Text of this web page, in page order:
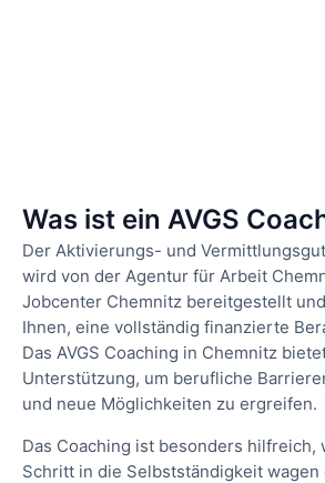
Was ist ein AVGS
Der Aktivierungs- und
wird von der Agentur für Arbeit
Jobcenter Chemnitz bereitgestellt
Ihnen, eine vollständig finanzierte
Das AVGS Coaching in Chemnitz
Unterstützung, um berufliche
und neue Möglichkeiten zu ergreifen.
Das Coaching ist besonders hilfreich,
Schritt in die Selbstständigkeit wagen